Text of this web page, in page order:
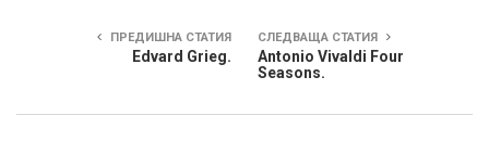
ПРЕДИШНА СТАТИЯ
Edvard Grieg.
СЛЕДВАЩА СТАТИЯ
Antonio Vivaldi Four
Seasons.